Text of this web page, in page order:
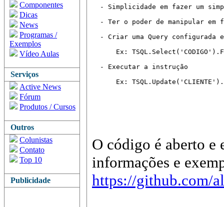
Componentes
Dicas
News
Programas /
Exemplos
Vídeo Aulas
Serviços
Active News
Fórum
Produtos / Cursos
Outros
Colunistas
Contato
Top 10
Publicidade
- Simplicidade em fazer um
- Ter o poder de manipular em
- Criar uma Query configurada
Ex:
  - Executar a instrução
Ex:
O código é aberto
informações e
https://github.com/